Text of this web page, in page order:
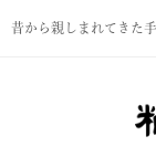
昔から親しまれてきた